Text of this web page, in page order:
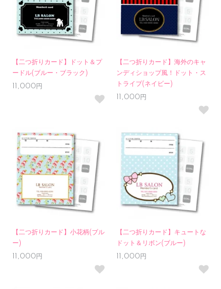
【二つ折りカード】ドット＆プ
ードル(ブルー・ブラック)
11,000円
【二つ折りカード】海外のキャ
ンディショップ風！ドット・ス
トライプ(ネイビー)
11,000円
【二つ折りカード】小花柄(ブル
ー)
11,000円
【二つ折りカード】キュートな
ドット＆リボン(ブルー)
11,000円